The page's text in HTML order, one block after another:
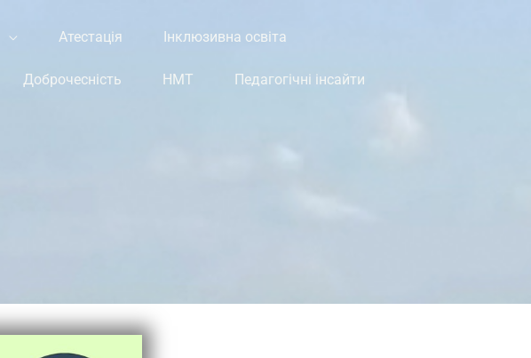
Атестація Інклюзивна освіта
Доброчесність НМТ Педагогічні інсайти